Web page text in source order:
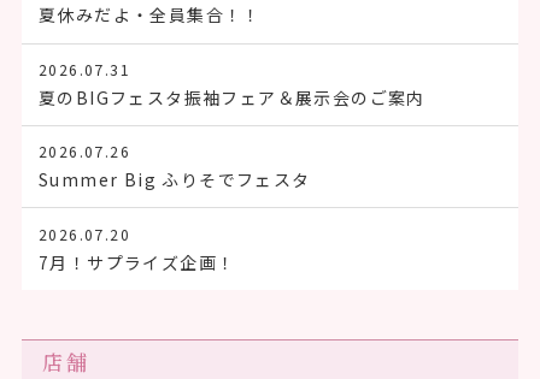
夏休みだよ・全員集合！！
2026.07.31
夏のBIGフェスタ振袖フェア＆展示会のご案内
2026.07.26
Summer Big ふりそでフェスタ
2026.07.20
7月！サプライズ企画！
店舗